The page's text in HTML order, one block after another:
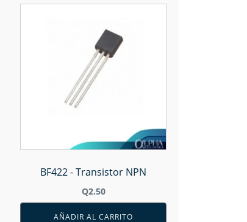
BF422 - Transistor NPN
Q2.50
AÑADIR AL CARRITO